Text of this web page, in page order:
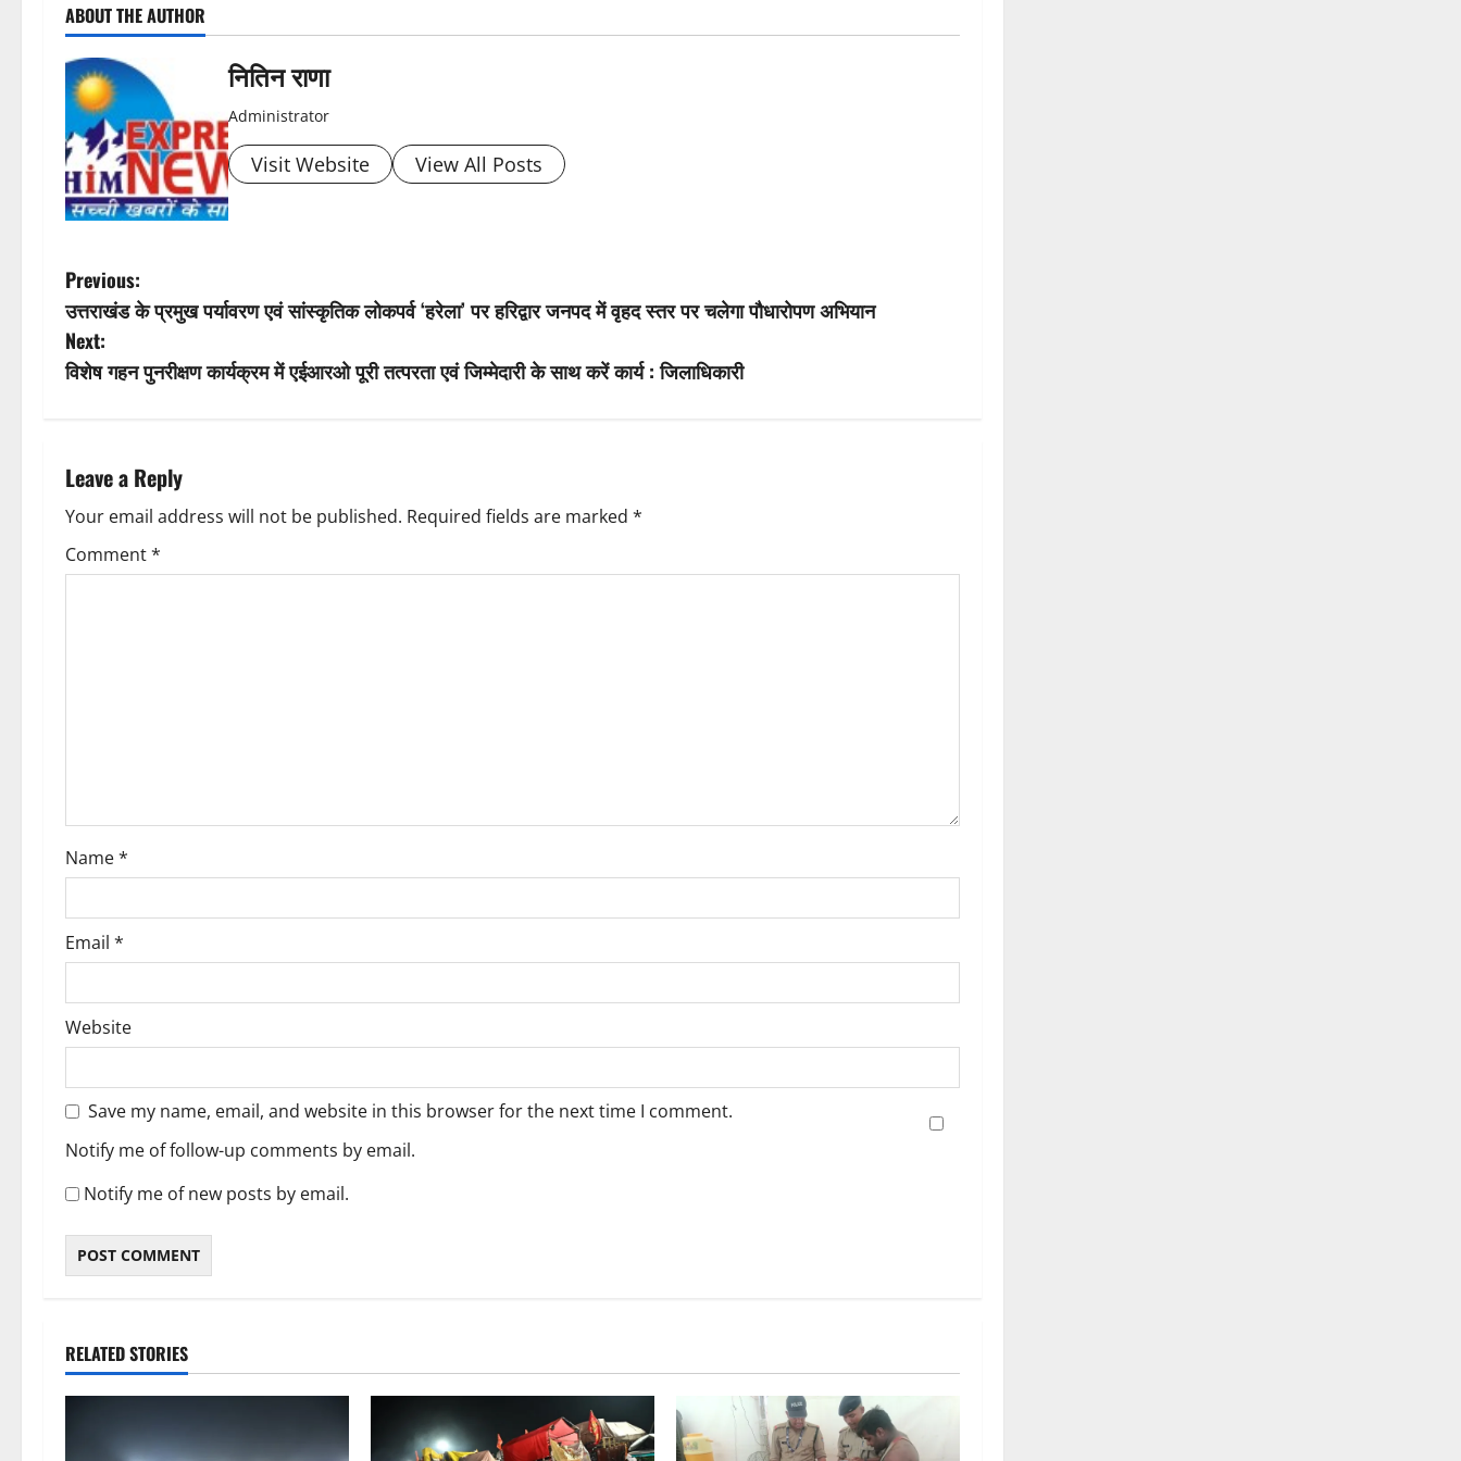
o
s
t
n
a
v
i
g
i
o
n
ABOUT THE AUTHOR
नितिन राणा
Administrator
Visit Website View All Posts
P
o
s
n
a
v
o
n
Previous:
उत्तराखंड के प्रमुख पर्यावरण एवं सांस्कृतिक लोकपर्व ‘हरेला’ पर हरिद्वार जनपद में वृहद स्तर पर चलेगा पौधारोपण अभियान
Next:
विशेष गहन पुनरीक्षण कार्यक्रम में एईआरओ पूरी तत्परता एवं जिम्मेदारी के साथ करें कार्य : जिलाधिकारी
Leave a Reply
Your email address will not be published. Required fields are marked *
Comment*
Name*
Email *
Website
Save my name, email, and website in this browser for the next time I comment.
Notify me of follow-up comments by email.
Notify me of new posts by email.
RELATED STORIES